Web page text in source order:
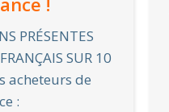
PRÉSENTES
SUR 10
acheteurs de
: